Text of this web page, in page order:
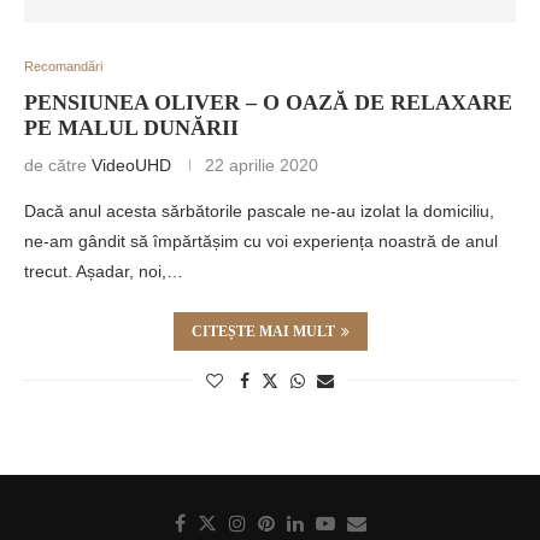
Recomandări
PENSIUNEA OLIVER – O OAZĂ DE RELAXARE
PE MALUL DUNĂRII
de către VideoUHD 22 aprilie 2020
Dacă anul acesta sărbătorile pascale ne-au izolat la domiciliu,
ne-am gândit să împărtășim cu voi experiența noastră de anul
trecut. Așadar, noi,…
CITEȘTE MAI MULT